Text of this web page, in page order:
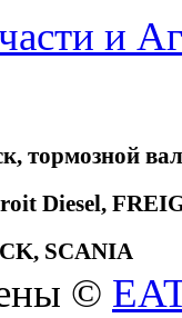
и
тормозной
Diesel,
SCANIA
©